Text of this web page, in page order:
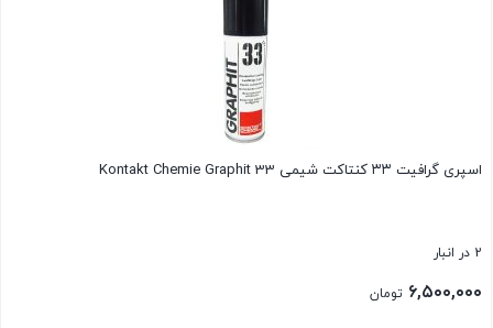
اسپری گرافیت ۳۳ کنتاکت شیمی Kontakt Chemie Graphit 33
2 در انبار
۶,۵۰۰,۰۰۰ تومان